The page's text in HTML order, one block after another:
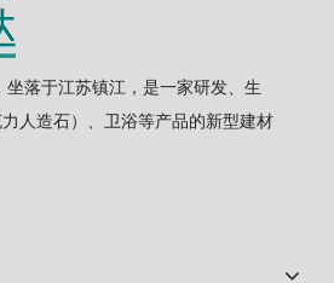
落于江苏镇江，是一家研发、生
人造石）、卫浴等产品的新型建材